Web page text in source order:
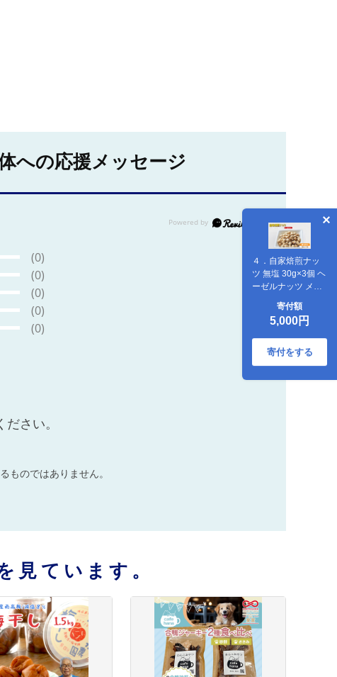
４．自家焙煎ナッ
ツ 無塩 30g×3個 ヘ
ーゼルナッツ メー
ル便 ： ナッツセッ
ト 無添加 ナッツ 焙
煎ナッツ 焙煎ヘー
ゼルナッツ ナッツ
おつまみ お供 珈琲
と お酒と 舞鶴 cafe
寄付額
5,000円
寄付をする
への応援メッセージ
(0)
(0)
(0)
(0)
(0)
さい。
ものではありません。
見ています。